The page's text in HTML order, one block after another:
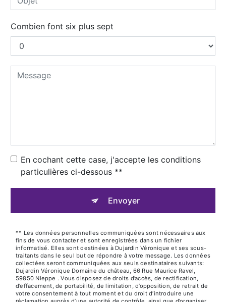
Combien font six plus sept
En cochant cette case, j'accepte les conditions
particulières ci-dessous **
Envoyer
** Les données personnelles communiquées sont nécessaires aux
fins de vous contacter et sont enregistrées dans un fichier
informatisé. Elles sont destinées à Dujardin Véronique et ses sous-
traitants dans le seul but de répondre à votre message. Les données
collectées seront communiquées aux seuls destinataires suivants:
Dujardin Véronique Domaine du château, 66 Rue Maurice Ravel,
59850 Nieppe . Vous disposez de droits d’accès, de rectification,
d’effacement, de portabilité, de limitation, d’opposition, de retrait de
votre consentement à tout moment et du droit d’introduire une